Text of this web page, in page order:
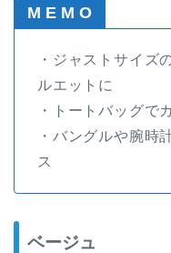
M E M O
・ジャストサイズ
ルエットに
・トートバッグで
・バングルや腕時
ス
ベージュ